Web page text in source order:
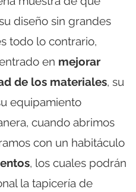
diseño sin grandes
todo lo contrario,
en mejorar
de los materiales, su
equipamiento
cuando abrimos
con un habitáculo
, los cuales podrán
la tapicería de